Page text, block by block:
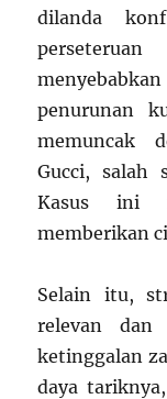
dilanda
penurunan
memuncak
Gucci, salah
Kasus ini
memberikan
Selain itu,
relevan dan
ketinggalan
daya